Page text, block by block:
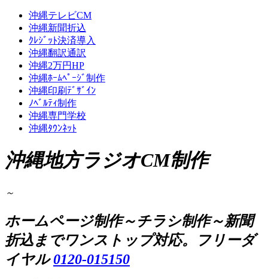
沖縄テレビCM
沖縄新聞折込
ｸﾚｼﾞｯﾄ決済導入
沖縄翻訳通訳
沖縄2万円HP
沖縄ﾎｰﾑﾍﾟｰｼﾞ制作
沖縄印刷ﾃﾞｻﾞｲﾝ
ﾉﾍﾞﾙﾃｨ制作
沖縄専門学校
沖縄ﾀｳﾝﾈｯﾄ
沖縄地方ラジオCM制作
～
ホームページ制作～チラシ制作～新聞
折込までワンストップ対応。フリーダ
イヤル0120-015150